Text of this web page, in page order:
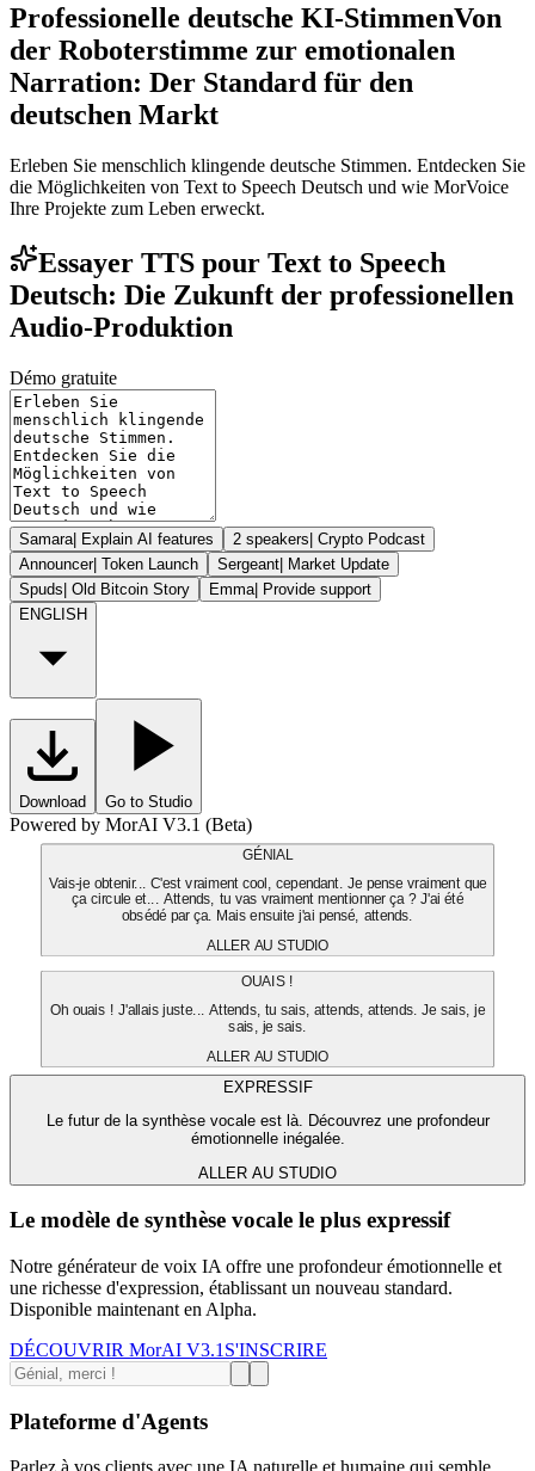
Professionelle deutsche KI-StimmenVon
der Roboterstimme zur emotionalen
Narration: Der Standard für den
deutschen Markt
Erleben Sie menschlich klingende deutsche Stimmen. Entdecken Sie
die Möglichkeiten von Text to Speech Deutsch und wie MorVoice
Ihre Projekte zum Leben erweckt.
Essayer TTS pour Text to Speech
Deutsch: Die Zukunft der professionellen
Audio-Produktion
Démo gratuite
Samara| Explain AI features 2 speakers| Crypto Podcast
Announcer| Token Launch Sergeant| Market Update
Spuds| Old Bitcoin Story Emma| Provide support
ENGLISH
Download Go to Studio
Powered by MorAI V3.1 (Beta)
GÉNIAL
Vais-je obtenir... C'est vraiment cool, cependant. Je pense vraiment que
ça circule et... Attends, tu vas vraiment mentionner ça ? J'ai été
obsédé par ça. Mais ensuite j'ai pensé, attends.
ALLER AU STUDIO
OUAIS !
Oh ouais ! J'allais juste... Attends, tu sais, attends, attends. Je sais, je
sais, je sais.
ALLER AU STUDIO
EXPRESSIF
Le futur de la synthèse vocale est là. Découvrez une profondeur
émotionnelle inégalée.
ALLER AU STUDIO
Le modèle de synthèse vocale le plus expressif
Notre générateur de voix IA offre une profondeur émotionnelle et
une richesse d'expression, établissant un nouveau standard.
Disponible maintenant en Alpha.
DÉCOUVRIR MorAI V3.1 S'INSCRIRE
Plateforme d'Agents